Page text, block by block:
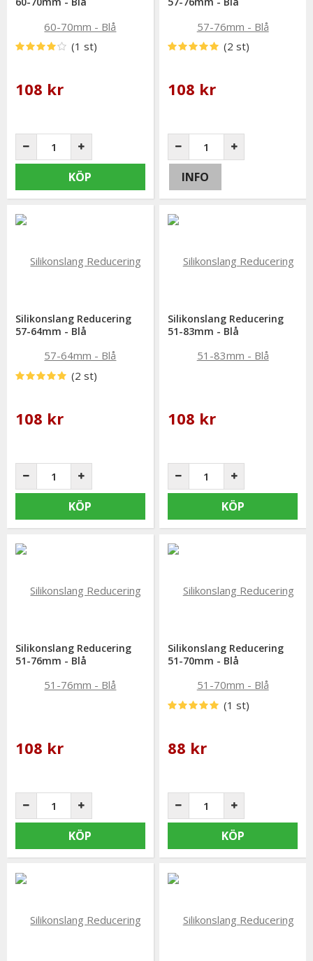
(1 st)
108 kr
KÖP
(2 st)
108 kr
INFO
Silikonslang Reducering
57-64mm - Blå
(2 st)
108 kr
KÖP
Silikonslang Reducering
51-83mm - Blå
108 kr
KÖP
Silikonslang Reducering
51-76mm - Blå
108 kr
KÖP
Silikonslang Reducering
51-70mm - Blå
(1 st)
88 kr
KÖP